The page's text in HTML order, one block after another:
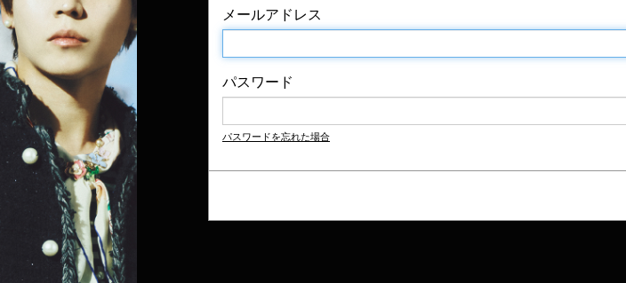
メールアドレス
パスワード
パスワードを忘れた場合